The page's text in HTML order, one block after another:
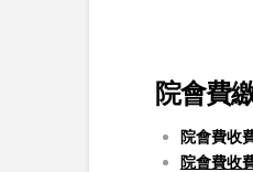
院會費
院會費收
院會費收